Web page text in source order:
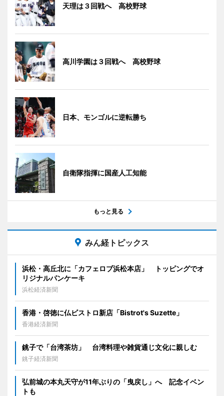
天理は３回戦へ 高校野球
高川学園は３回戦へ 高校野球
日本、モンゴルに逆転勝ち
自衛隊指揮に国産人工知能
もっと見る
みん経トピックス
浜松・高丘北に「カフェロブ浜松本店」 トッピングでオ
リジナルパンケーキ
浜松経済新聞
香港・啓徳に仏ビストロ新店「Bistrot's Suzette」
香港経済新聞
銚子で「台湾茶坊」 台湾料理や雑貨通じ文化に親しむ
銚子経済新聞
弘前城の本丸天守が11年ぶりの「曳戻し」へ 記念イベン
トも